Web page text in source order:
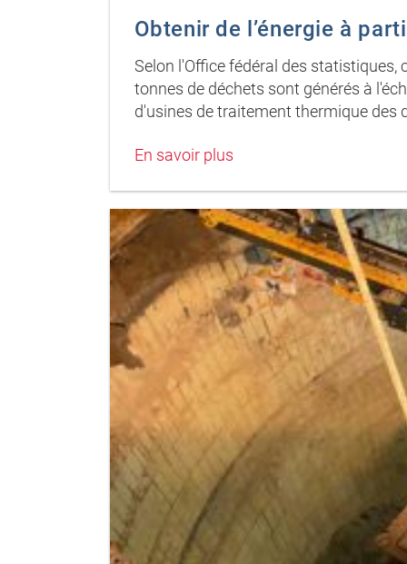
Obtenir de l’énergie à
Selon l'Office fédéral des
tonnes de déchets sont générés à
d'usines de traitement thermique des
En savoir plus